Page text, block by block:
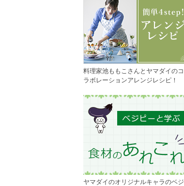
料理家池ももこさんとヤマダイのコ
ラボレーションアレンジレシピ！
ヤマダイのオリジナルキャラのベジ